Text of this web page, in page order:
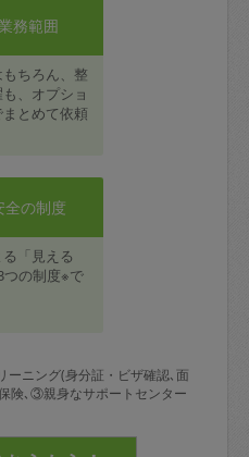
務範囲
ちろん、整
、オプショ
とめて依頼
全の制度
「見える
つの制度※で
ニング(身分証・ビザ確認､面
険､③親身なサポートセンター